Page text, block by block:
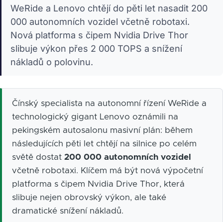
WeRide a Lenovo chtějí do pěti let nasadit 200
000 autonomních vozidel včetně robotaxi.
Nová platforma s čipem Nvidia Drive Thor
slibuje výkon přes 2 000 TOPS a snížení
nákladů o polovinu.
Čínský specialista na autonomní řízení WeRide a
technologický gigant Lenovo oznámili na
pekingském autosalonu masivní plán: během
následujících pěti let chtějí na silnice po celém
světě dostat 200 000 autonomních vozidel
včetně robotaxi. Klíčem má být nová výpočetní
platforma s čipem Nvidia Drive Thor, která
slibuje nejen obrovský výkon, ale také
dramatické snížení nákladů.